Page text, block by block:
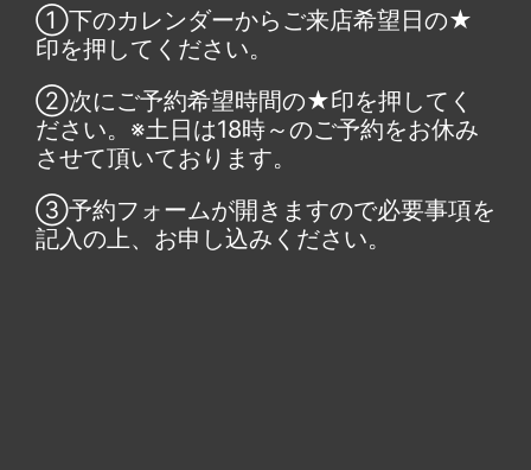
①下のカレンダーからご来店希望日の★
印を押してください。
②次にご予約希望時間の★印を押してく
ださい。※土日は18時～のご予約をお休み
させて頂いております。
③予約フォームが開きますので必要事項を
記入の上、お申し込みください。